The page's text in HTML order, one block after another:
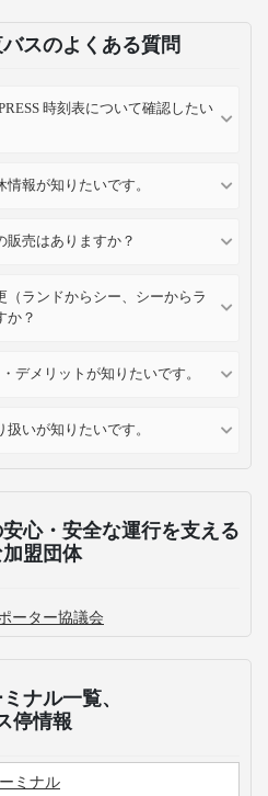
スのよくある質問
時刻表について確認したい
報が知りたいです。
販売はありますか？
（ランドからシー、シーからラ
か？
デメリットが知りたいです。
いが知りたいです。
心・安全な運行を支える
盟団体
ーター協議会
ナル一覧、
停情報
ミナル